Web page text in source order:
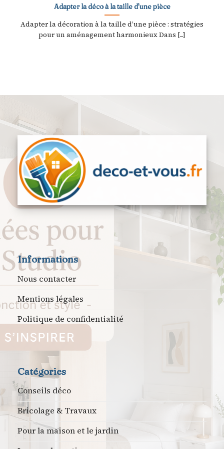
Adapter la déco à la taille d’une pièce
Adapter la décoration à la taille d’une pièce : stratégies
pour un aménagement harmonieux Dans [...]
Informations
Nous contacter
Mentions légales
Politique de confidentialité
Catégories
Conseils déco
Bricolage & Travaux
Pour la maison et le jardin